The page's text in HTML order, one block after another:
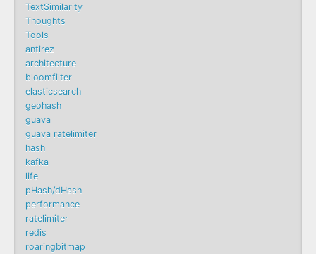
TextSimilarity
Thoughts
Tools
antirez
architecture
bloomfilter
elasticsearch
geohash
guava
guava ratelimiter
hash
kafka
life
pHash/dHash
performance
ratelimiter
redis
roaringbitmap